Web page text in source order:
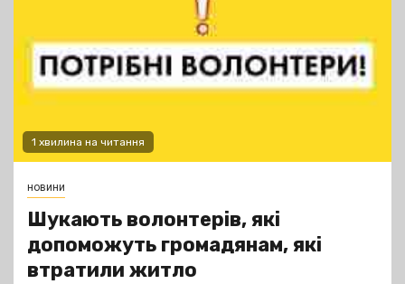
1 хвилина на читання
новини
Шукають волонтерів, які
допоможуть громадянам, які
втратили житло